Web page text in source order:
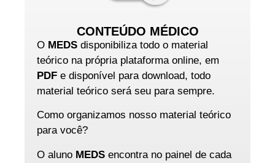
CONTEÚDO MÉDICO
O MEDS disponibiliza todo o material
teórico na própria plataforma online, em
PDF e disponível para download, todo
material teórico será seu para sempre.
Como organizamos nosso material teórico
para você?
O aluno MEDS encontra no painel de cada